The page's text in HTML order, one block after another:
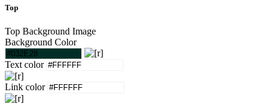
Top
Top Background Image
Background Color
Text color
Link color